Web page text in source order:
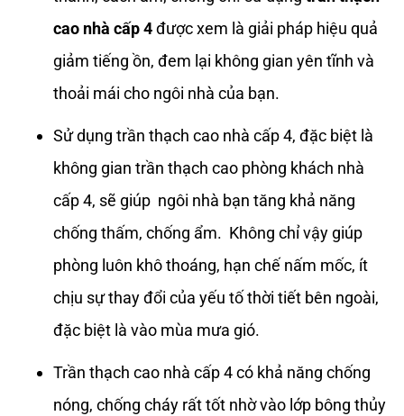
cao nhà cấp 4được xem là giải pháp hiệu quả
giảm tiếng ồn, đem lại không gian yên tĩnh và
thoải mái cho ngôi nhà của bạn.
Sử dụng trần thạch cao nhà cấp 4, đặc biệt là
không gian trần thạch cao phòng khách nhà
cấp 4, sẽ giúp ngôi nhà bạn tăng khả năng
chống thấm, chống ẩm. Không chỉ vậy giúp
phòng luôn khô thoáng, hạn chế nấm mốc, ít
chịu sự thay đổi của yếu tố thời tiết bên ngoài,
đặc biệt là vào mùa mưa gió.
Trần thạch cao nhà cấp 4 có khả năng chống
nóng, chống cháy rất tốt nhờ vào lớp bông thủy